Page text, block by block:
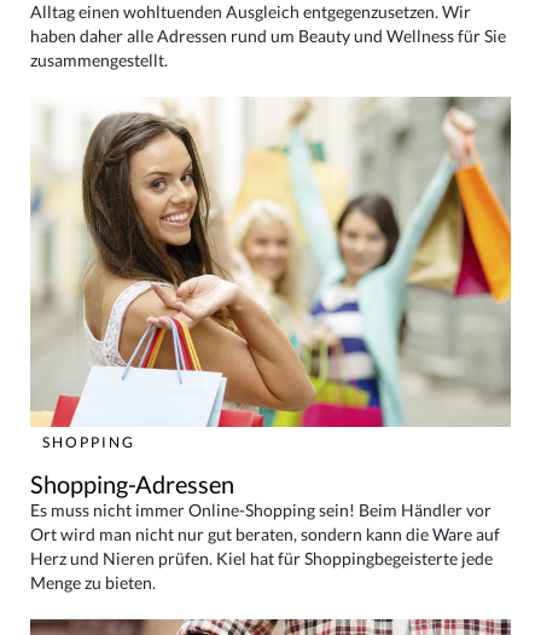
Alltag einen wohltuenden Ausgleich entgegenzusetzen. Wir
haben daher alle Adressen rund um Beauty und Wellness für Sie
zusammengestellt.
SHOPPING
Shopping-Adressen
Es muss nicht immer Online-Shopping sein! Beim Händler vor
Ort wird man nicht nur gut beraten, sondern kann die Ware auf
Herz und Nieren prüfen. Kiel hat für Shoppingbegeisterte jede
Menge zu bieten.